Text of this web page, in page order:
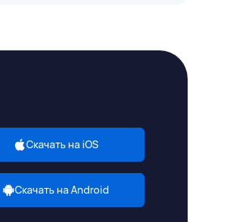
Скачать на iOS
Скачать на Android